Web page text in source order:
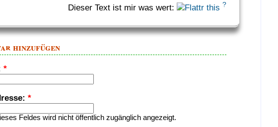
Dieser Text ist mir was wert:
?
hinzufügen
*
*
Feldes wird nicht öffentlich zugänglich angezeigt.